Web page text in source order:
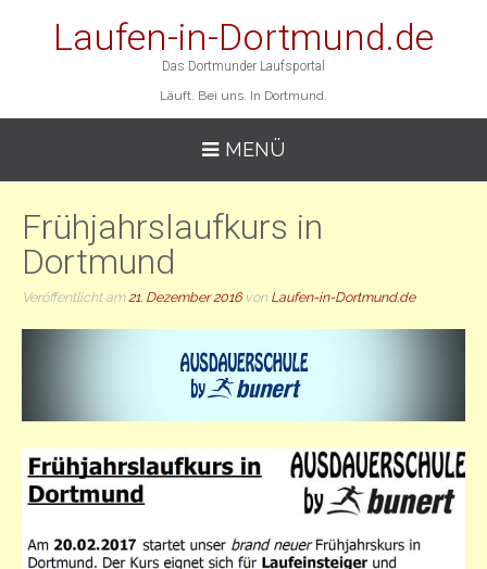
Laufen-in-Dortmund.de
Das Dortmunder Laufsportal
Läuft. Bei uns. In Dortmund.
MENÜ
Frühjahrslaufkurs in
Dortmund
Veröffentlicht am21. Dezember 2016von Laufen-in-Dortmund.de